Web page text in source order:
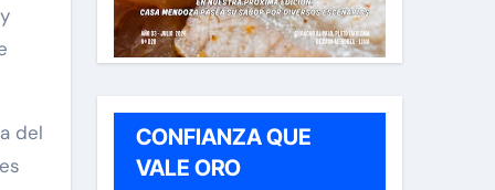
del
CONFIANZA QUE
VALE ORO